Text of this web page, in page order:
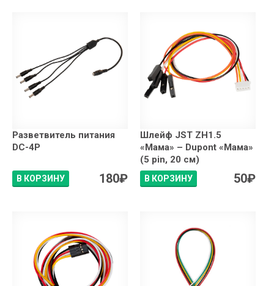
Разветвитель питания
DC-4P
В КОРЗИНУ 180₽
Шлейф JST ZH1.5
«Мама» – Dupont «Мама»
(5 pin, 20 см)
В КОРЗИНУ 50₽